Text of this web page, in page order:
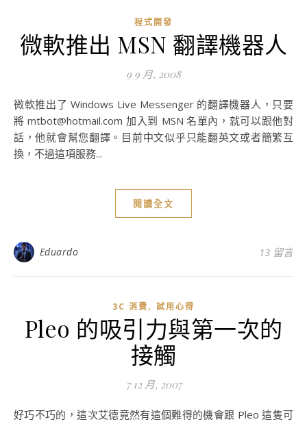
程式開發
微軟推出 MSN 翻譯機器人
9 9 月, 2008
微軟推出了 Windows Live Messenger 的翻譯機器人，只要
將mtbot@hotmail.com 加入到 MSN 名單內，就可以跟他對
話，他就會幫您翻譯。目前中文似乎只能翻英文或者簡繁互
換，不過這項服務...
閱讀全文
Eduardo 13 留言
3C 消費, 試用心得
Pleo 的吸引力與第一次的
接觸
7 12 月, 2007
好巧不巧的，這次艾德竟然有這個難得的機會跟 Pleo 這隻可